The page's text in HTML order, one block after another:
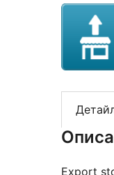
Export